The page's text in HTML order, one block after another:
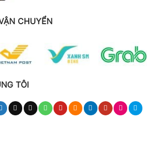
CHUYỂN
TÔI